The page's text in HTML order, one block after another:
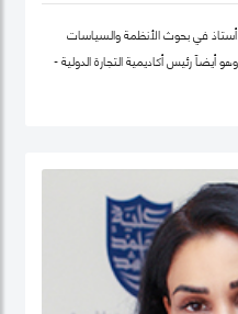
أستاذ في بحوث الأنظمة والسياسات
أيضاً رئيس أكاديمية التجارة الدولية -